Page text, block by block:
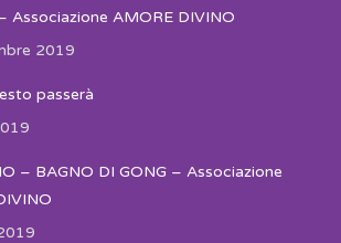
Associazione AMORE DIVINO
2019
passerà
– BAGNO DI GONG – Associazione